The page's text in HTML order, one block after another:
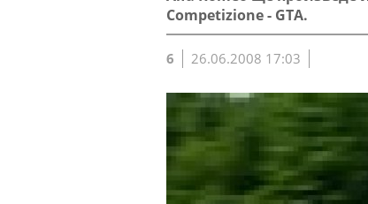
Competizione - GTA.
6 26.06.2008 17:03